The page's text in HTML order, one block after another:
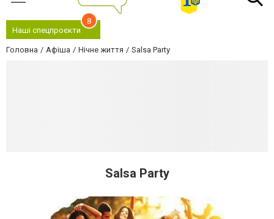
Наші спецпроєкти
8
Головна Афіша Нічне життя Salsa Party
Salsa Party